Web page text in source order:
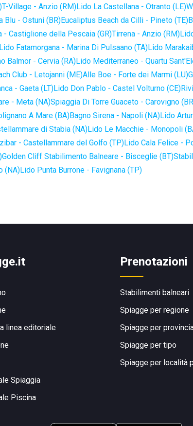
T-Village - Anzio (RM)Lido La Castellana - Otranto (LE)
Blu - Ostuni (BR)Eucaliptus Beach da Cilli - Pineto (TE)
- Castiglione della Pescaia (GR)Tirrena - Anzio (RM)
Lido Fatamorgana - Marina Di Pulsaano (TA)Lido
Balmor - Cervia (RA)Lido Mediterraneo - Quartu
Club - Letojanni (ME)Alle Boe - Forte dei Marmi (LU)
- Gaeta (LT)Lido Don Pablo - Castel Volturno (CE)
- Meta (NA)Spiaggia Di Torre Guaceto - Carovigno
A Mare (BA)Bagno Sirena - Napoli (NA)Lido
di Stabia (NA)Lido Le Macchie - Monopoli
- Castellammare del Golfo (TP)Lido Cala Felice -
Golden Cliff Stabilimento Balneare - Bisceglie (BT)
(NA)Lido Punta Burrone - Favignana (TP)
linea editoriale
Spiaggia
Piscina
Prenotazioni
Stabilimenti balneari
Spiagge per regione
Spiagge per
Spiagge per tipo
Spiagge per località